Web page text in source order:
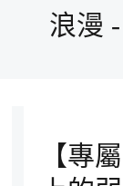
浪漫
【專